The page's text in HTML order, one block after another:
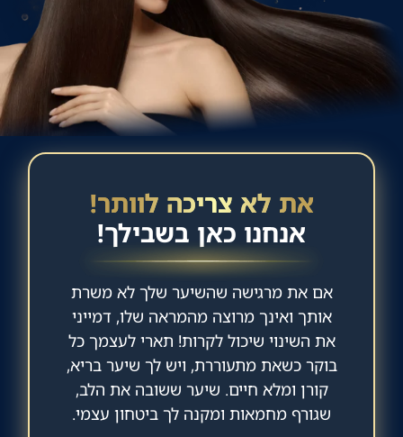
את לא צריכה לוותר!
אנחנו כאן בשבילך!
אם את מרגישה שהשיער שלך לא משרת
אותך ואינך מרוצה מהמראה שלו, דמייני
את השינוי שיכול לקרות! תארי לעצמך כל
בוקר כשאת מתעוררת, ויש לך שיער בריא,
קורן ומלא חיים. שיער ששובה את הלב,
שגורף מחמאות ומקנה לך ביטחון עצמי.